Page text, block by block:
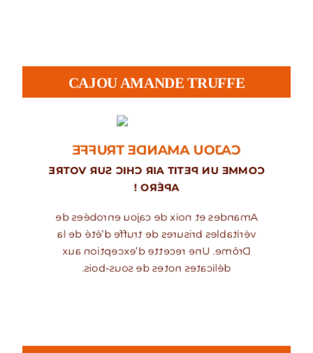
CAJOU AMANDE TRUFFE
CAJOU AMANDE TRUFFE
COMME UN PETIT AIR CHIC SUR VOTRE
APÉRO !
Amandes et noix de cajou enrobées de
véritables brisures de truffe d’été de la
Drôme. Une recette d’exception aux
délicates notes de sous-bois.